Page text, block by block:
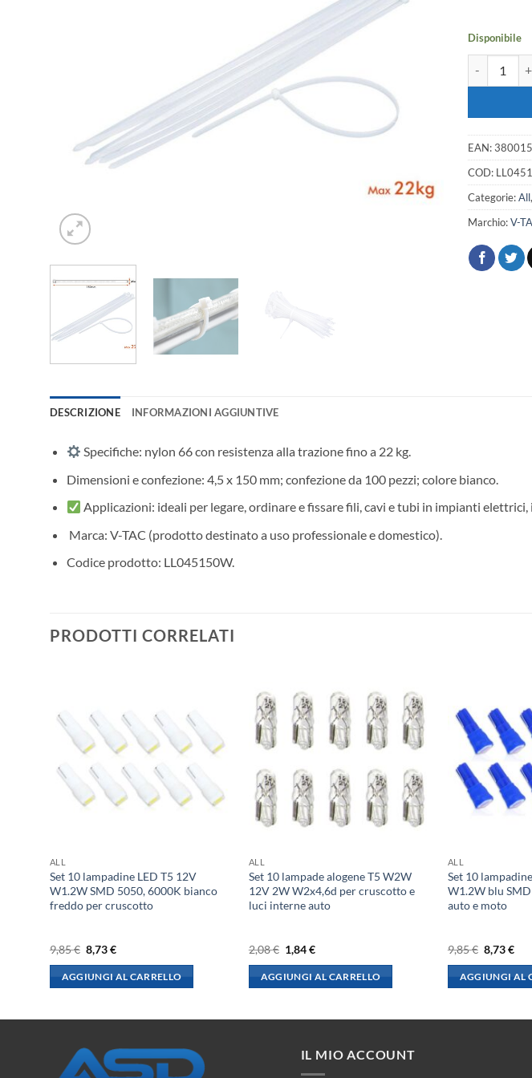
Disponibile
EAN:
COD:
Categorie:All,
Marchio:V-
DESCRIZIONE INFORMAZIONI AGGIUNTIVE
Specifiche: nylon 66 con resistenza alla trazione fino a 22 kg.
Dimensioni e confezione: 4,5 x 150 mm; confezione da 100 pezzi; colore bianco.
Applicazioni: ideali per legare, ordinare e fissare fili, cavi e tubi in impianti
️ Marca: V-TAC (prodotto destinato a uso professionale e domestico).
Codice prodotto: LL045150W.
PRODOTTI CORRELATI
ALL
Set 10 lampadine LED T5 12V
W1.2W SMD 5050, 6000K bianco
freddo per cruscotto
9,85€ Il
prezzo
originale
era:
8,73€Il
attuale
è:
AGGIUNGI AL CARRELLO
ALL
Set 10 lampade alogene T5 W2W
12V 2W W2x4,6d per cruscotto e
luci interne auto
2,08€ Il
prezzo
originale
era:
1,84€Il
attuale
è:
AGGIUNGI AL CARRELLO
ALL
Set 10
W1.2W blu
auto e moto
9,85€ Il
prezzo
originale
era:
8,73€Il
è:
AGGIUNGI AL
IL MIO ACCOUNT